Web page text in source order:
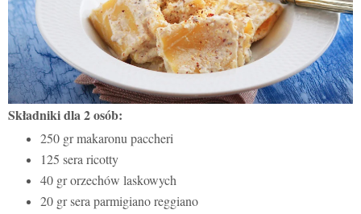
Składniki dla 2 osób:
250 gr makaronu paccheri
125 sera ricotty
40 gr orzechów laskowych
20 gr sera parmigiano reggiano